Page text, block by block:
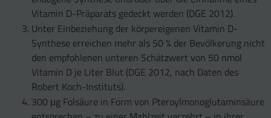
Vitamin D-Präparats gedeckt werden (DGE 2012).
Unter Einbeziehung der körpereigenen Vitamin D-
Synthese erreichen mehr als 50 % der Bevölkerung nicht
den empfohlenen unteren Schätzwert von 50 nmol
Vitamin D je Liter Blut (DGE 2012, nach Daten des
Robert Koch-Instituts).
300 μg Folsäure in Form von Pteroylmonoglutaminsäure